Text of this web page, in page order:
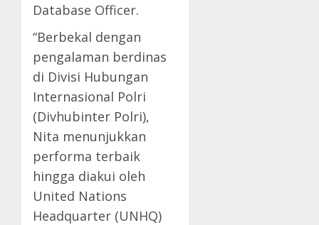
Database Officer.
“Berbekal dengan
pengalaman berdinas
di Divisi Hubungan
Internasional Polri
(Divhubinter Polri),
Nita menunjukkan
performa terbaik
hingga diakui oleh
United Nations
Headquarter (UNHQ)